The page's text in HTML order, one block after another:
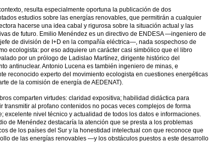
resulta especialmente oportuna la publicación de dos
estudios sobre las energías renovables, que permitirán a cualquier
hacerse una idea cabal y rigurosa sobre la situación actual y las
de futuro. Emilio Menéndez es un directivo de ENDESA —ingeniero de
de división de I+D en la compañía eléctrica—, nada sospechoso de
ecologista: por eso adquiere un carácter casi simbólico que el libro
por un prólogo de Ladislao Martínez, dirigente histórico del
antinuclear. Antonio Lucena es también ingeniero de minas, e
reconocido experto del movimiento ecologista en cuestiones energéticas
de la comisión de energía de AEDENAT).
comparten virtudes: claridad expositiva; habilidad didáctica para
transmitir al profano contenidos no pocas veces complejos de forma
excelente nivel técnico y actualidad de todos los datos e informaciones.
de Menéndez destacaría la atención que se presta a los problemas
de los países del Sur y la honestidad intelectual con que reconoce que
de las energías renovables —y los obstáculos puestos a este desarrollo